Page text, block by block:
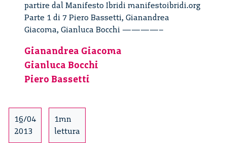
partire dal Manifesto Ibridi manifestoibridi.org
Parte 1 di 7 Piero Bassetti, Gianandrea
Giacoma, Gianluca Bocchi ————–
Gianandrea Giacoma
Gianluca Bocchi
Piero Bassetti
16/04
2013
1mn
lettura